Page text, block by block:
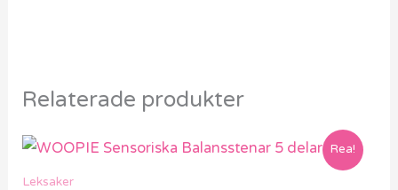
Relaterade produkter
Rea!
Leksaker
Det
priset
Det